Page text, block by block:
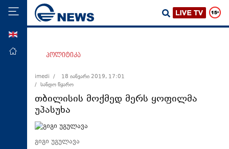
მთავარი
ეკონომიკა
მსოფლიო
პოლიტიკა
imedi /
18 იანვარი 2019, 17:01
/ სანდო წყარო
თბილისის მოქმედ მერს ყოფილმა
უპასუხა
გიგი უგულავა